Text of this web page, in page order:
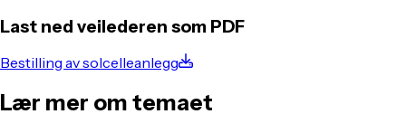
Last ned veilederen som PDF
Bestilling av solcelleanlegg
Lær mer om temaet